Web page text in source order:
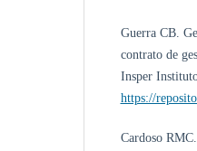
Guerra CB.
contrato de
Insper
https://
Cardoso